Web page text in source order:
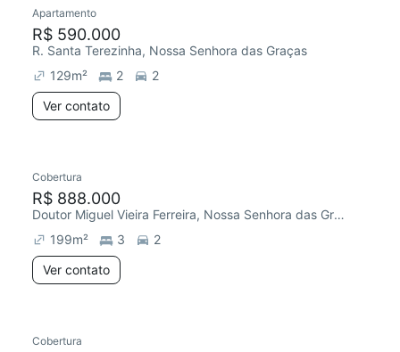
Redecorar
Apartamento
R$ 590.000
R. Santa Terezinha, Nossa Senhora das Graças
129m² 2
2
Ver contato
Redecorar
Cobertura
R$ 888.000
Doutor Miguel Vieira Ferreira, Nossa Senhora das Graças
199m² 3
2
Ver contato
Redecorar
Cobertura